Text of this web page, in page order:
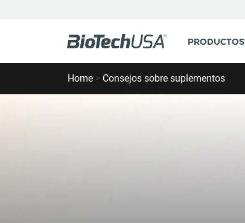
PRODUCTOS
Home > Consejos sobre suplementos